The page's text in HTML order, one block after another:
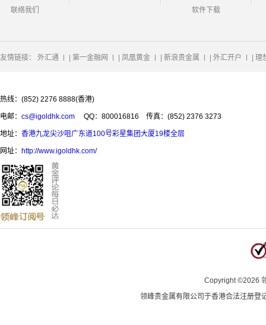
联络我们 软件下载
友情链接： 外汇通 第一金融网 凤凰黄金 新浪贵金属 外汇开户 理
热线：(852) 2276 8888(香港)
电邮： cs@igoldhk.com QQ：800016816 传真：(852) 2376 3273
地址： 香港九龙尖沙咀广东道100号彩星集团大厦19楼全层
网址： http://www.igoldhk.com/
Copyright©2026
领峰贵金属有限公司于香港合法注册登